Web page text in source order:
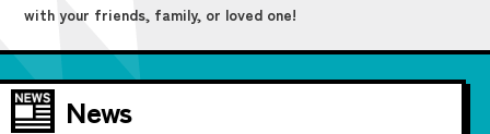
with your friends, family, or loved one!
News